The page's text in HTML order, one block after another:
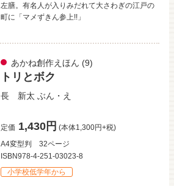
左膳。有名人が入りみだれて大さわぎの江戸の
町に「マメずきん参上!!」
あかね創作えほん (9)
トリとボク
長 新太 ぶん・え
定価 1,430円 (本体1,300円+税)
A4変型判
32ページ
ISBN978-4-251-03023-8
小学校低学年から